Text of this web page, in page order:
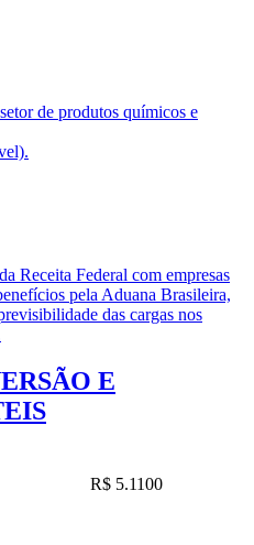
de produtos químicos e
Receita Federal com empresas
pela Aduana Brasileira,
das cargas nos
E
R$ 5.1100